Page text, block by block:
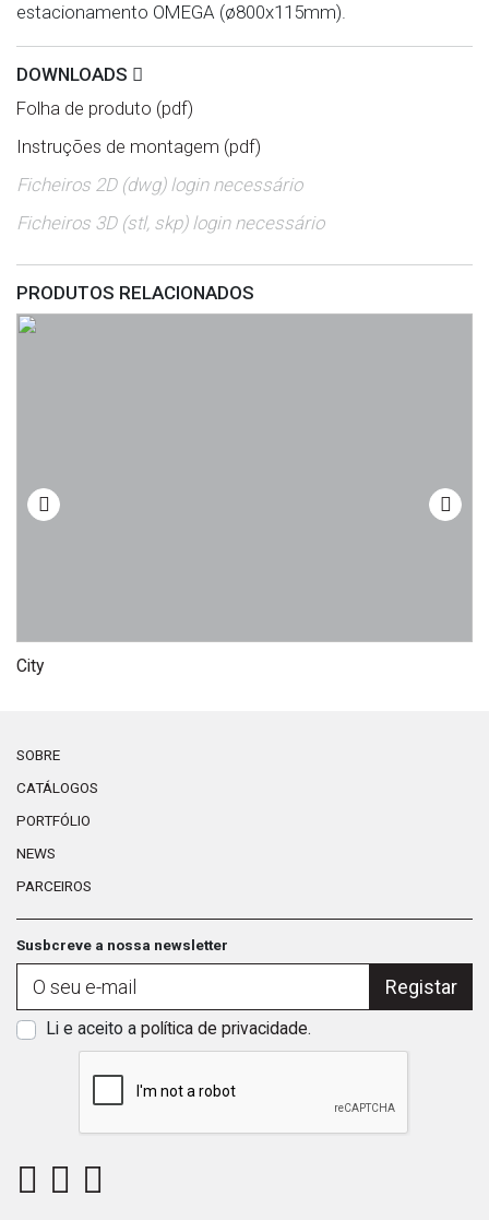
estacionamento OMEGA (ø800x115mm).
DOWNLOADS
Folha de produto (pdf)
Instruções de montagem (pdf)
Ficheiros 2D (dwg) login necessário
Ficheiros 3D (stl, skp) login necessário
PRODUTOS RELACIONADOS
City
SOBRE
CATÁLOGOS
PORTFÓLIO
NEWS
PARCEIROS
Susbcreve a nossa newsletter
Registar
Li e aceito a política de privacidade.